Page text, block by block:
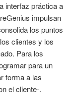
interfaz práctica a
impulsan
los puntos
clientes y los
Para los
para un
forma a las
el cliente-.